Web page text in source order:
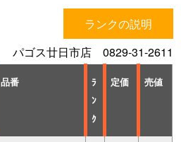
ランクの説明
パゴス廿日市店 0829-31-2611
品番
ﾗ
ﾝ
ｸ
定価 売値